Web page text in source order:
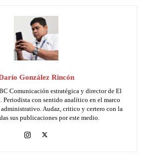
González Rincón
Comunicación estratégica y director de El
con sentido analítico en el marco
Audaz, critico y certero con la
sus publicaciones por este medio.